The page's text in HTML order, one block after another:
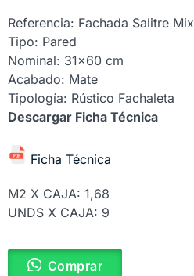
Referencia: Fachada Salitre Mix
Tipo: Pared
Nominal: 31×60 cm
Acabado: Mate
Tipología: Rústico Fachaleta
Descargar Ficha Técnica
Ficha Técnica
M2 X CAJA: 1,68
UNDS X CAJA: 9
Comprar